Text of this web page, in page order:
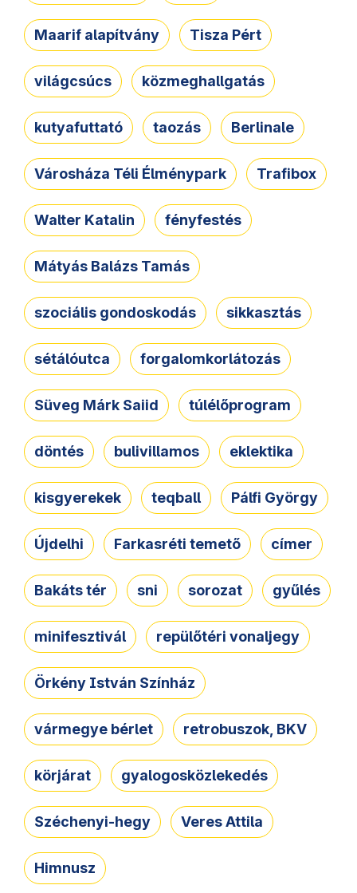
Maarif alapítvány Tisza Pért
világcsúcs közmeghallgatás
kutyafuttató taozás Berlinale
Városháza Téli Élménypark Trafibox
Walter Katalin fényfestés
Mátyás Balázs Tamás
szociális gondoskodás sikkasztás
sétálóutca forgalomkorlátozás
Süveg Márk Saiid túlélőprogram
döntés bulivillamos eklektika
kisgyerekek teqball Pálfi György
Újdelhi Farkasréti temető címer
Bakáts tér sni sorozat gyűlés
minifesztivál repülőtéri vonaljegy
Örkény István Színház
vármegye bérlet retrobuszok, BKV
körjárat gyalogosközlekedés
Széchenyi-hegy Veres Attila
Himnusz